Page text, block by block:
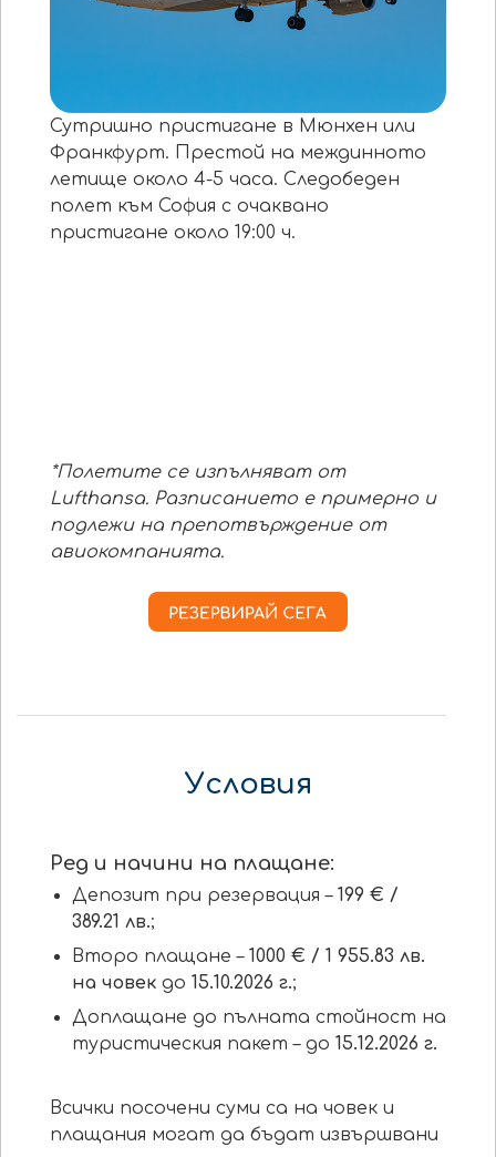
Сутришно пристигане в Мюнхен или
Франкфурт. Престой на междинното
летище около 4-5 часа. Следобеден
полет към София с очаквано
пристигане около 19:00 ч.
*Полетите се изпълняват от
Lufthansa. Разписанието е примерно и
подлежи на препотвърждение от
авиокомпанията.
Условия
Ред и начини на плащане:
Депозит при резервация – 199 € /
389.21 лв.;
Второ плащане – 1000 € / 1 955.83 лв.
на човек до 15.10.2026 г.;
Доплащане до пълната стойност на
туристическия пакет – до 15.12.2026 г.
Всички посочени суми са на човек и
плащания могат да бъдат извършвани